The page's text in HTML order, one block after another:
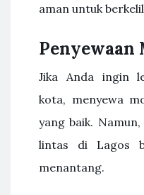
aman untuk
Penyewaan
Jika Anda ingin
kota, menyewa
yang baik.
lintas di Lagos
menantang.